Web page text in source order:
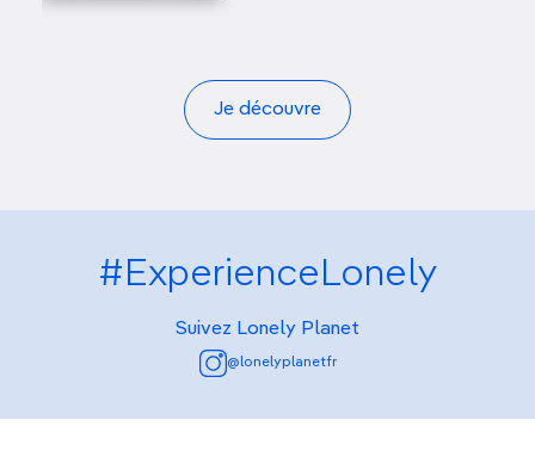
Je découvre
#ExperienceLonely
Suivez Lonely Planet
@lonelyplanetfr